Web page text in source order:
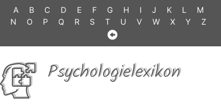
A B C D E F G H I J K L
M
N
O P Q R S T U V W X Y Z
Psychologielexikon